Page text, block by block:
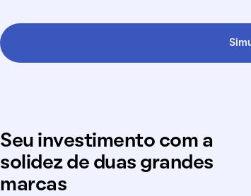
Seu investimento com a
solidez de duas grandes
marcas